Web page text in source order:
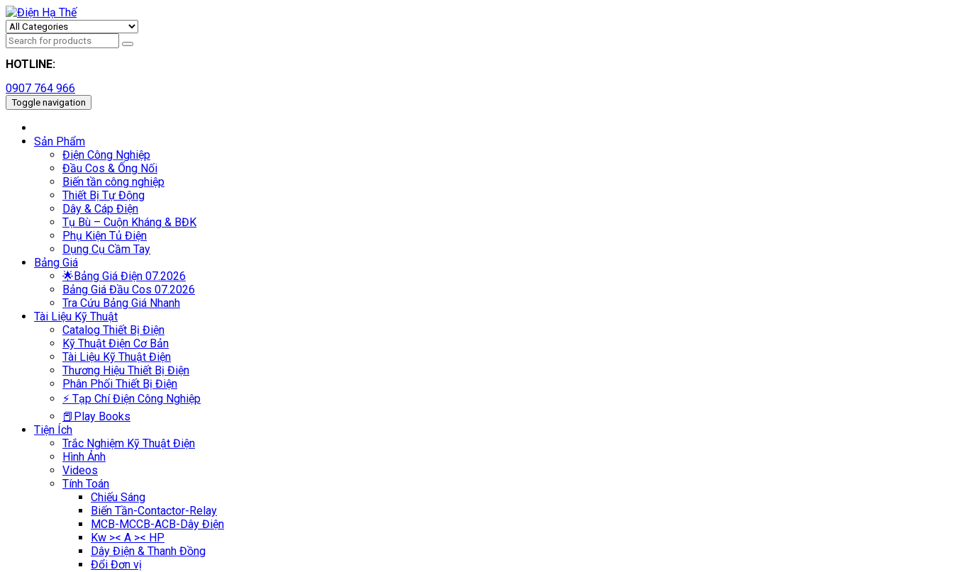
HOTLINE:
0907 764 966
Toggle navigation
Sản Phẩm
Điện Công Nghiệp
Đầu Cos & Ống Nối
Biến tần công nghiệp
Thiết Bị Tự Động
Dây & Cáp Điện
Tụ Bù – Cuộn Kháng & BĐK
Phụ Kiện Tủ Điện
Dụng Cụ Cầm Tay
Bảng Giá
🌟Bảng Giá Điện 07.2026
Bảng Giá Đầu Cos 07.2026
Tra Cứu Bảng Giá Nhanh
Tài Liệu Kỹ Thuật
Catalog Thiết Bị Điện
Kỹ Thuật Điện Cơ Bản
Tài Liệu Kỹ Thuật Điện
Thương Hiệu Thiết Bị Điện
Phân Phối Thiết Bị Điện
⚡ Tạp Chí Điện Công Nghiệp
📕Play Books
Tiện Ích
Trắc Nghiệm Kỹ Thuật Điện
Hình Ảnh
Videos
Tính Toán
Chiếu Sáng
Biến Tần-Contactor-Relay
MCB-MCCB-ACB-Dây Điện
Kw >< A >< HP
Dây Điện & Thanh Đồng
Đổi Đơn vị